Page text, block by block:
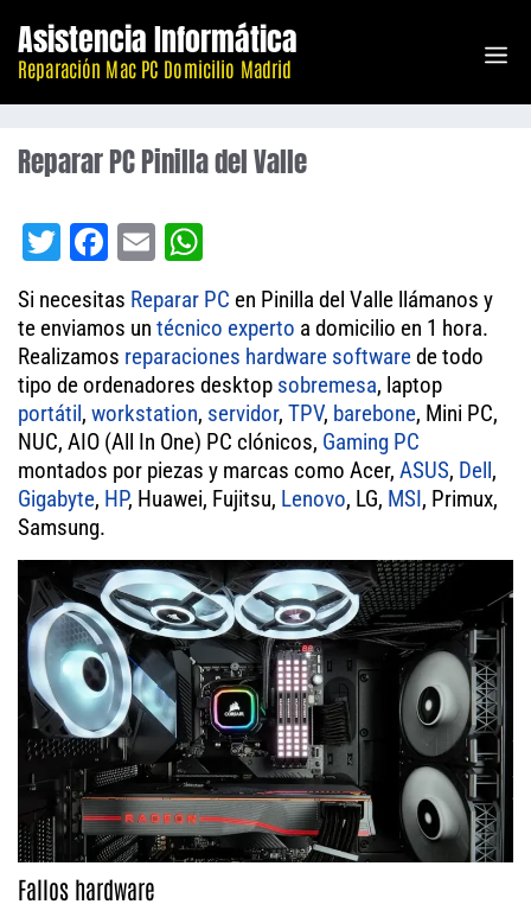
contenido
Asistencia Informática
Reparación Mac PC Domicilio Madrid
Reparar PC Pinilla del Valle
T
tt
er
Fa
ce
bo
ok
E
ail
ha
ts
A
pp
Si necesitas Reparar PC en Pinilla del Valle llámanos y
te enviamos un técnico experto a domicilio en 1 hora.
Realizamos reparaciones hardware softwarede todo
tipo de ordenadores desktop sobremesa, laptop
portátil, workstation, servidor, TPV, barebone, Mini PC,
NUC, AIO (All In One) PC clónicos, Gaming PC
montados por piezas y marcas como Acer, ASUS, Dell,
Gigabyte, HP, Huawei, Fujitsu, Lenovo, LG, MSI, Primux,
Samsung.
Fallos hardware